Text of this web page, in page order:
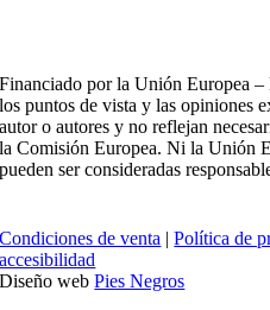
Financiado por la Unión Europea
los puntos de vista y las opiniones
autor o autores y no reflejan
la Comisión Europea. Ni la Unión
pueden ser consideradas
Condiciones de venta |Política de
accesibilidad
Diseño webPies Negros